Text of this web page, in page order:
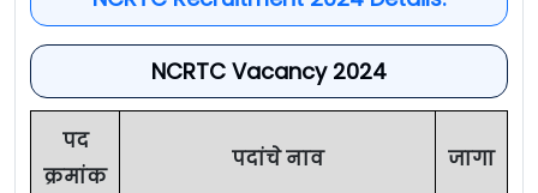
NCRTC Vacancy 2024
पद
क्रमांक
पदांचे नाव जागा